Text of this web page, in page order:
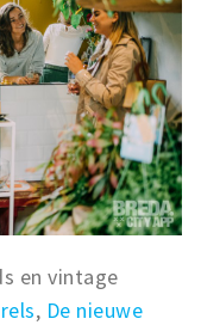
en vintage
, De nieuwe